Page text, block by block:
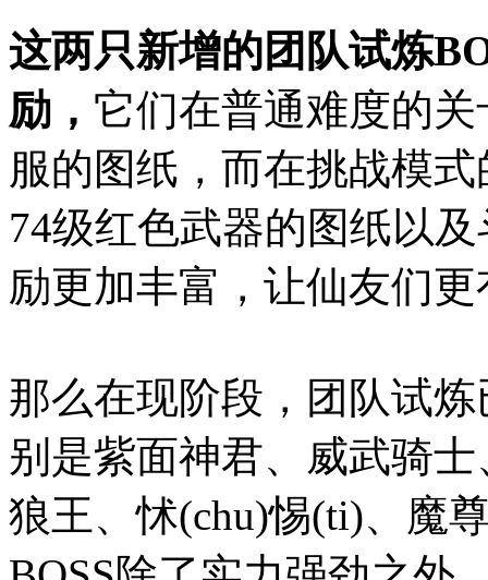
这两只新增的团队试炼
励， 它们在普通难度的
服的图纸，而在挑战模
74级红色武器的图纸以
励更加丰富，让仙友们
那么在现阶段，团队试
别是紫面神君、威武骑
狼王、怵(chu)惕(ti)、魔